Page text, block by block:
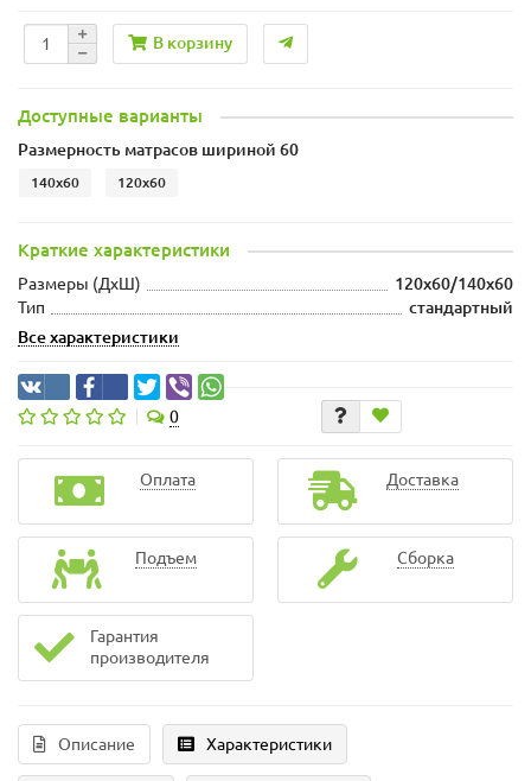
В корзину
Доступные варианты
Размерность матрасов шириной 60
140x60 120x60
Краткие характеристики
Размеры (ДxШ)
120x60/140x60
Тип
стандартный
Все характеристики
0
Оплата Доставка
Подъем Сборка
Гарантия
производителя
Описание Характеристики